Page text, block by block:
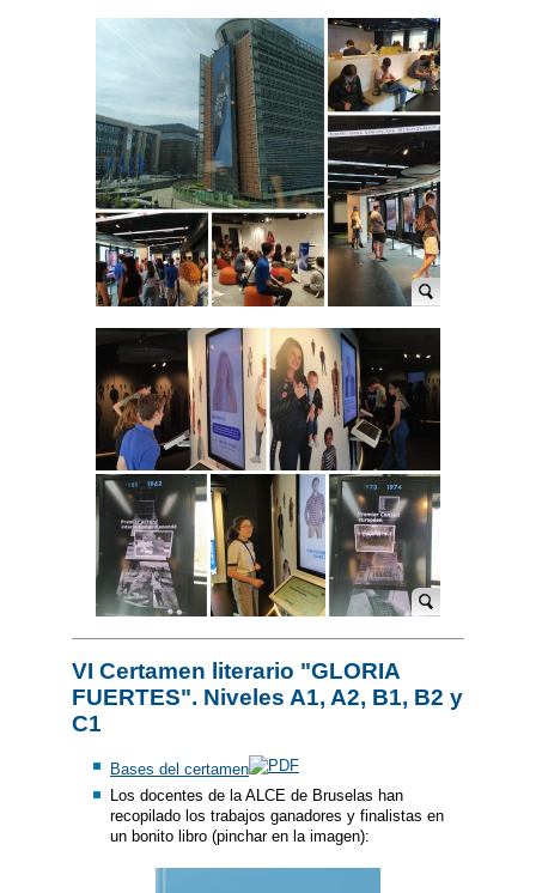
VI Certamen literario "GLORIA
FUERTES". Niveles A1, A2, B1, B2 y
C1
Bases del certamen
Los docentes de la ALCE de Bruselas han
recopilado los trabajos ganadores y finalistas en
un bonito libro (pinchar en la imagen):